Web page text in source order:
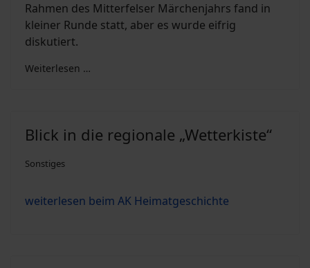
Rahmen des Mitterfelser Märchenjahrs fand in
kleiner Runde statt, aber es wurde eifrig
diskutiert.
Weiterlesen …
Blick in die regionale „Wetterkiste“
Sonstiges
weiterlesen beim AK Heimatgeschichte